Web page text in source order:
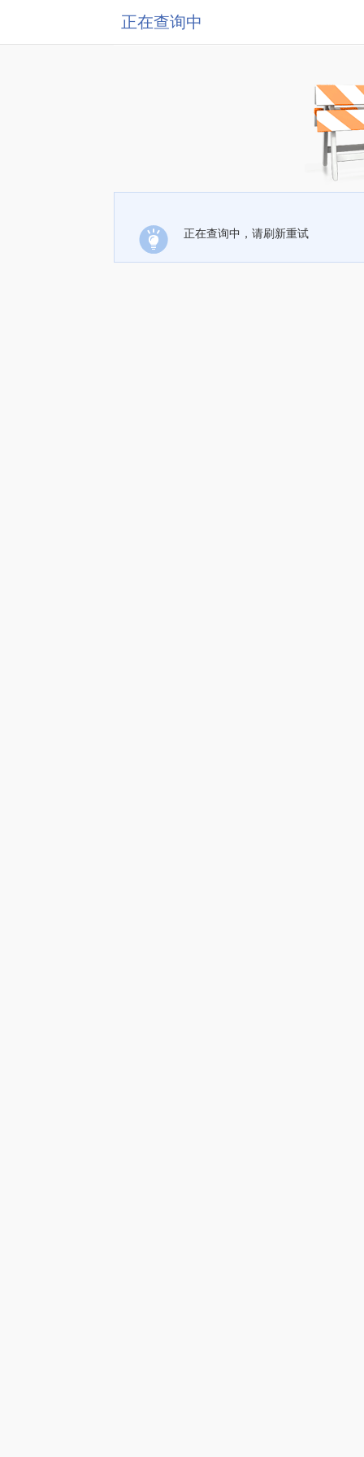
正在查询中
正在查询中，请刷新重试